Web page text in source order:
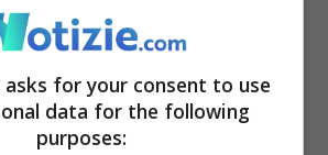
for your consent to use
data for the following
purposes: